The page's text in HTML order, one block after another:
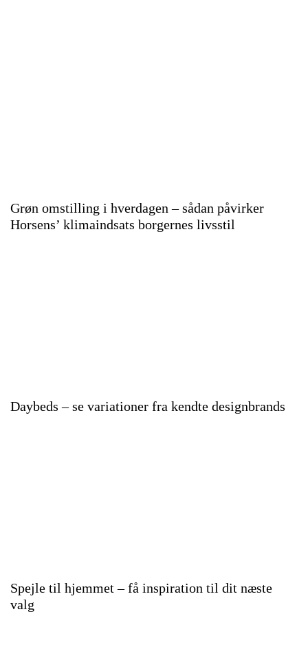
Grøn omstilling i hverdagen – sådan påvirker
Horsens’ klimaindsats borgernes livsstil
Daybeds – se variationer fra kendte designbrands
Spejle til hjemmet – få inspiration til dit næste
valg